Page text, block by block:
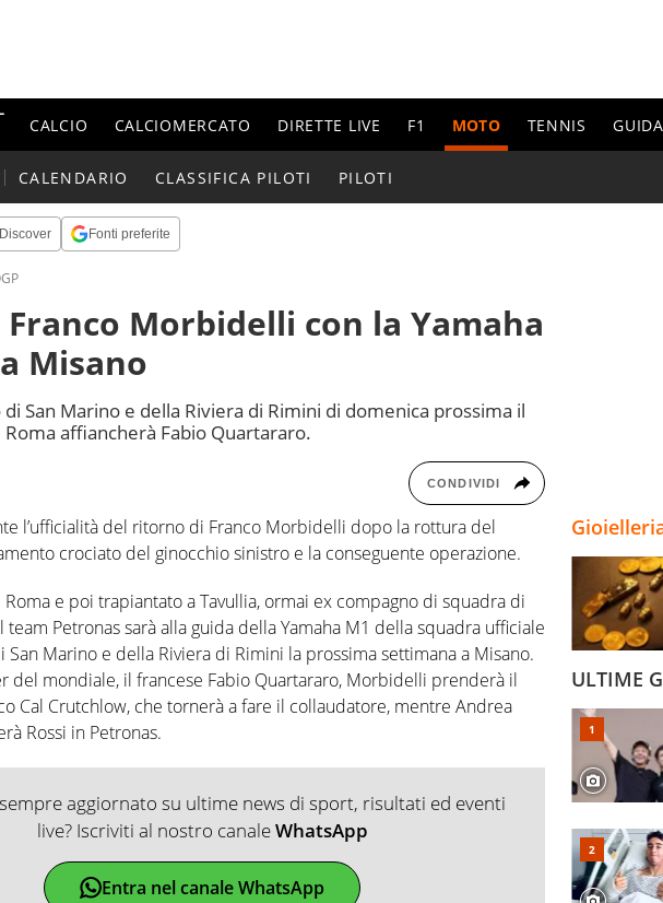
CALCIO CALCIOMERCATO DIRETTE LIVE F1 MOTO TENNIS
CALENDARIO CLASSIFICA PILOTI PILOTI
Fonti preferite
Franco Morbidelli con la Yamaha
Misano
San Marino e della Riviera di Rimini di domenica prossima il
affiancherà Fabio Quartararo.
CONDIVIDI
l’ufficialità del ritorno di Franco Morbidelli dopo la rottura del
crociato del ginocchio sinistro e la conseguente operazione.
e poi trapiantato a Tavullia, ormai ex compagno di squadra di
team Petronas sarà alla guida della Yamaha M1 della squadra ufficiale
San Marino e della Riviera di Rimini la prossima settimana a Misano.
del mondiale, il francese Fabio Quartararo, Morbidelli prenderà il
Cal Crutchlow, che tornerà a fare il collaudatore, mentre Andrea
Rossi in Petronas.
aggiornato su ultime news di sport, risultati ed eventi
live? Iscriviti al nostro canaleWhatsApp
Entra nel canale WhatsApp
ULTIME